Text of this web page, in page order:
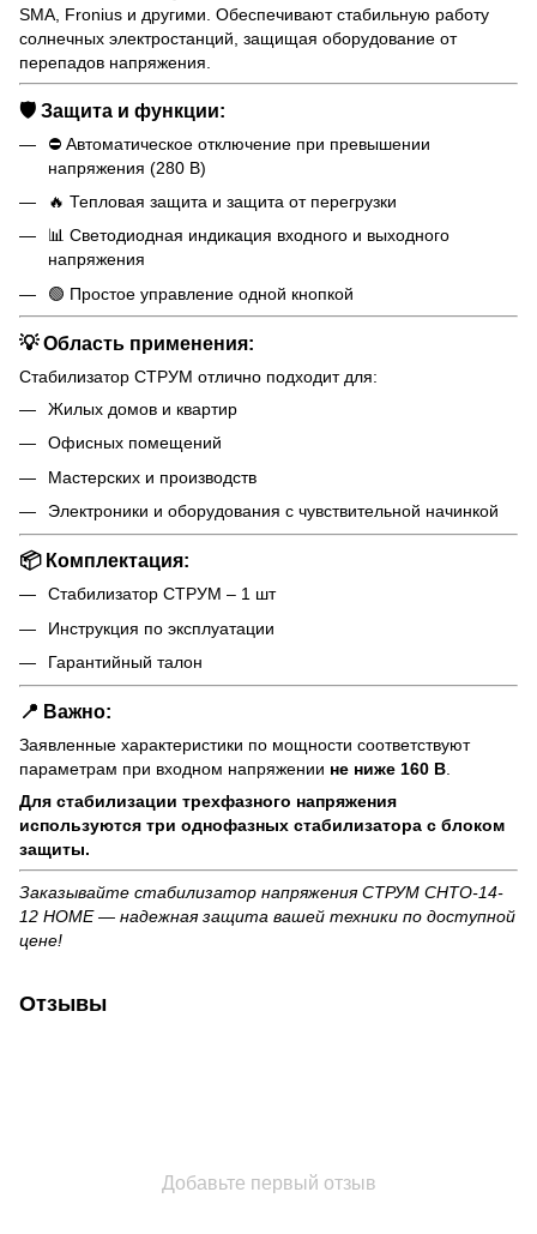
SMA, Fronius и другими. Обеспечивают стабильную работу
солнечных электростанций, защищая оборудование от
перепадов напряжения.
🛡️ Защита и функции:
⛔ Автоматическое отключение при превышении
напряжения (280 В)
🔥 Тепловая защита и защита от перегрузки
📊 Светодиодная индикация входного и выходного
напряжения
🟢 Простое управление одной кнопкой
💡 Область применения:
Стабилизатор СТРУМ отлично подходит для:
Жилых домов и квартир
Офисных помещений
Мастерских и производств
Электроники и оборудования с чувствительной начинкой
📦 Комплектация:
Стабилизатор СТРУМ – 1 шт
Инструкция по эксплуатации
Гарантийный талон
📍 Важно:
Заявленные характеристики по мощности соответствуют
параметрам при входном напряжении не ниже 160 В.
Для стабилизации трехфазного напряжения
используются три однофазных стабилизатора с блоком
защиты.
Заказывайте стабилизатор напряжения СТРУМ СНТО-14-
12 HOME — надежная защита вашей техники по доступной
цене!
Отзывы
Добавьте первый отзыв